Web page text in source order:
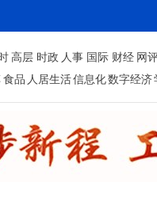
高层 时政 人事 国际 财经 网
食品 人居生活信息化数字经济